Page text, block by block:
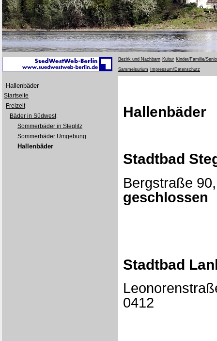
Bezirk und Nachbarn Kultur Kinder/Familie/
Sammelsurium Impressum/Datenschutz
Hallenbäder
Startseite
Freizeit
Bäder in Südwest
Sommerbäder in Steglitz
Sommerbäder Umgebung
Hallenbäder
Hallenbäder
Stadtbad
Bergstraße
geschlossen
Stadtbad
0412